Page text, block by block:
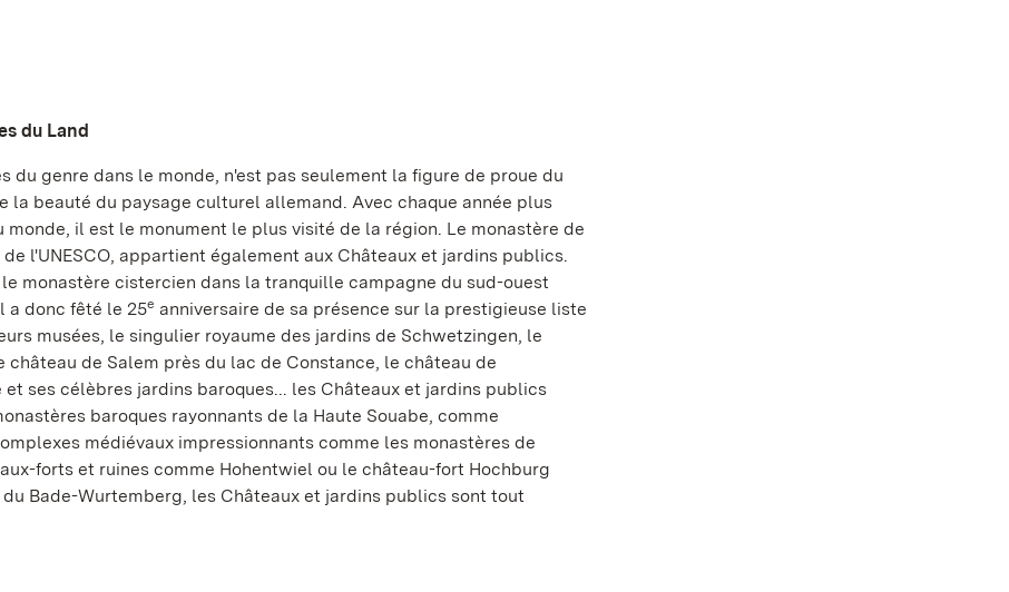
du Land
du genre dans le monde, n'est pas seulement la figure de proue du
beauté du paysage culturel allemand. Avec chaque année plus
il est le monument le plus visité de la région. Le monastère de
l'UNESCO, appartient également aux Châteaux et jardins publics.
monastère cistercien dans la tranquille campagne du sud-ouest
a donc fêté le 25e anniversaire de sa présence sur la prestigieuse liste
musées, le singulier royaume des jardins de Schwetzingen, le
de Salem près du lac de Constance, le château de
ses célèbres jardins baroques... les Châteaux et jardins publics
baroques rayonnants de la Haute Souabe, comme
médiévaux impressionnants comme les monastères de
forts et ruines comme Hohentwiel ou le château-fort Hochburg
Bade-Wurtemberg, les Châteaux et jardins publics sont tout